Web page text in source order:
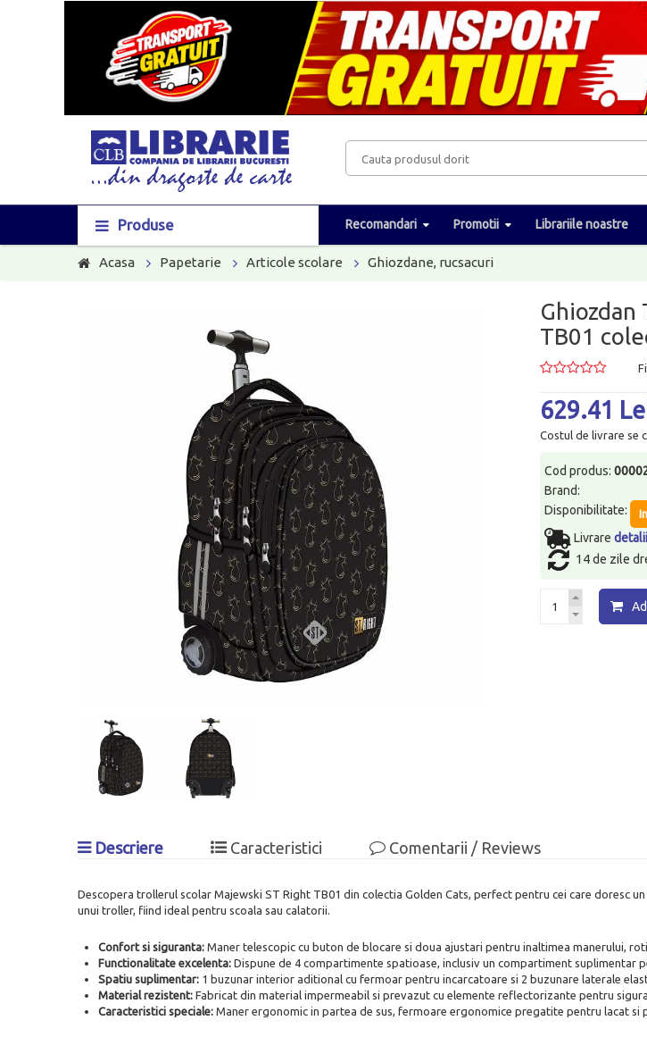
Produse Recomandari Promotii Librariile noastre
Acasa Papetarie Articole scolare Ghiozdane, rucsacuri
Ghiozdan
TB01
629.41
Costul de livrare se
Cod produs:
Brand:
Disponibilitate:
Livraredetalii
14 de zile
Descriere Caracteristici Comentarii / Reviews
Descopera trollerul scolar Majewski ST Right TB01 din colectia Golden Cats, perfect pentru cei care doresc
unui troller, fiind ideal pentru scoala sau calatorii.
Confort si siguranta: Maner telescopic cu buton de blocare si doua ajustari pentru inaltimea manerului,
Functionalitate excelenta: Dispune de 4 compartimente spatioase, inclusiv un compartiment suplimentar
Spatiu suplimentar: 1 buzunar interior aditional cu fermoar pentru incarcatoare si 2 buzunare laterale
Material rezistent: Fabricat din material impermeabil si prevazut cu elemente reflectorizante pentru
Caracteristici speciale: Maner ergonomic in partea de sus, fermoare ergonomice pregatite pentru lacat si